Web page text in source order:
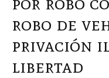
robo de
privación
libertad